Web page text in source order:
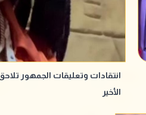
انتقادات وتعليقات الجمهور
الأخير